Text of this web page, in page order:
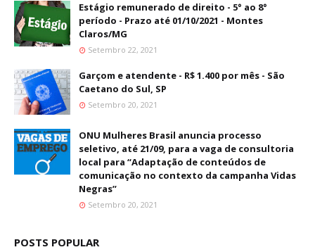
Estágio remunerado de direito - 5° ao 8°
período - Prazo até 01/10/2021 - Montes
Claros/MG
Setembro 22, 2021
Garçom e atendente - R$ 1.400 por mês - São
Caetano do Sul, SP
Setembro 20, 2021
ONU Mulheres Brasil anuncia processo
seletivo, até 21/09, para a vaga de consultoria
local para “Adaptação de conteúdos de
comunicação no contexto da campanha Vidas
Negras”
Setembro 20, 2021
POSTS POPULAR